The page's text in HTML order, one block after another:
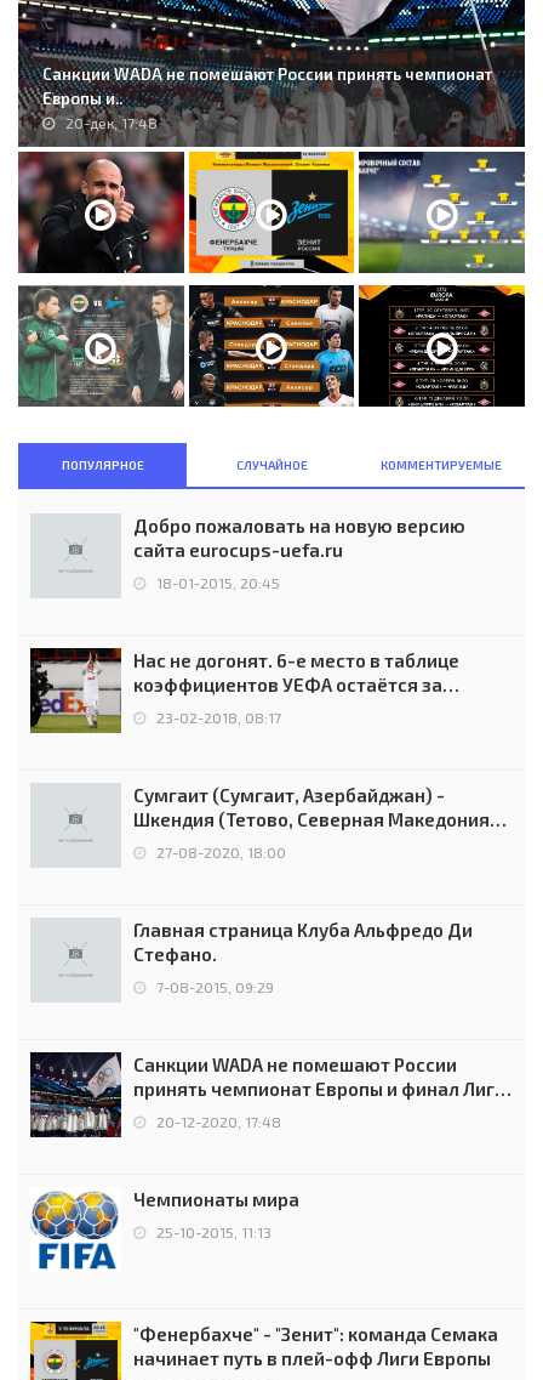
Санкции WADA не помешают России принять чемпионат
Европы и..
20-дек, 17:48
ПОПУЛЯРНОЕ СЛУЧАЙНОЕ КОММЕНТИРУЕМЫЕ
Добро пожаловать на новую версию
сайта eurocups-uefa.ru
18-01-2015, 20:45
Нас не догонят. 6-е место в таблице
коэффициентов УЕФА остаётся за
Россией
23-02-2018, 08:17
Сумгаит (Сумгаит, Азербайджан) -
Шкендия (Тетово, Северная Македония) -
0:2 (0:0)
27-08-2020, 18:00
Главная страница Клуба Альфредо Ди
Стефано.
7-08-2015, 09:29
Санкции WADA не помешают России
принять чемпионат Европы и финал Лиги
чемпионов.
20-12-2020, 17:48
Чемпионаты мира
25-10-2015, 11:13
"Фенербахче" - "Зенит": команда Семака
начинает путь в плей-офф Лиги Европы